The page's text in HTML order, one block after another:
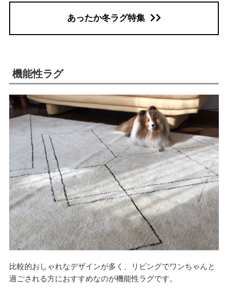
あったか冬ラグ特集
機能性ラグ
比較的おしゃれなデザインが多く、リビングでワンちゃんと
過ごされる方におすすめなのが機能性ラグです。